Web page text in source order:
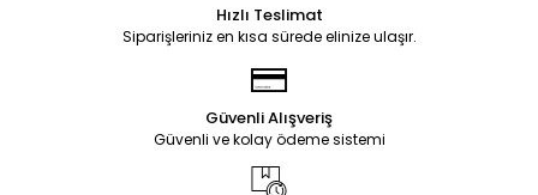
Hızlı Teslimat
Siparişleriniz en kısa sürede elinize ulaşır.
Güvenli Alışveriş
Güvenli ve kolay ödeme sistemi